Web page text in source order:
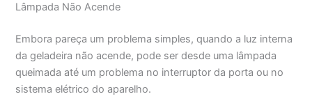
Lâmpada Não Acende
Embora pareça um problema simples, quando a luz interna
da geladeira não acende, pode ser desde uma lâmpada
queimada até um problema no interruptor da porta ou no
sistema elétrico do aparelho.